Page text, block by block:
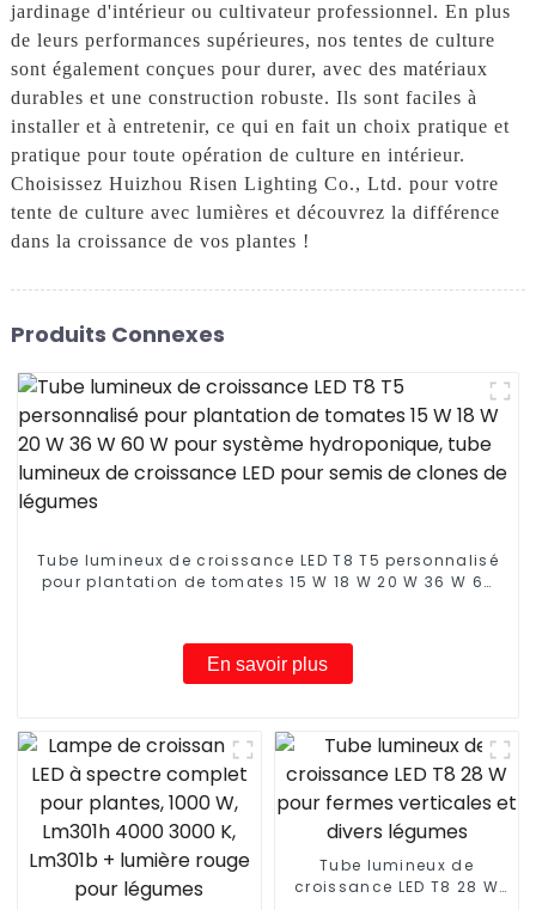
jardinage d'intérieur ou cultivateur professionnel. En plus
de leurs performances supérieures, nos tentes de culture
sont également conçues pour durer, avec des matériaux
durables et une construction robuste. Ils sont faciles à
installer et à entretenir, ce qui en fait un choix pratique et
pratique pour toute opération de culture en intérieur.
Choisissez Huizhou Risen Lighting Co., Ltd. pour votre
tente de culture avec lumières et découvrez la différence
dans la croissance de vos plantes !
Produits Connexes
Tube lumineux de croissance LED T8 T5 personnalisé
pour plantation de tomates 15 W 18 W 20 W 36 W 60
En savoir plus
Tube lumineux de
croissance LED T8 28 W